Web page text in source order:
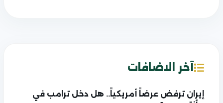
آخر الاضافات
إيران ترفض عرضاً أمريكياً.. هل دخل ترامب في